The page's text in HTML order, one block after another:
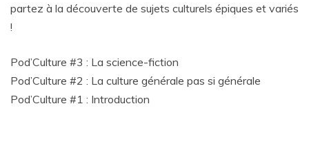
partez à la découverte de sujets culturels épiques et variés
!
Pod’Culture #3 : La science-fiction
Pod’Culture #2 : La culture générale pas si générale
Pod’Culture #1 : Introduction